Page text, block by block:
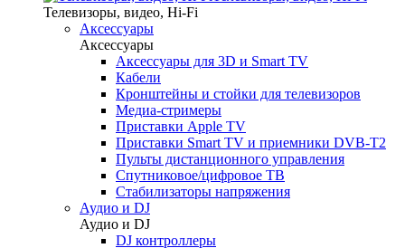
Телевизоры, видео, Hi-Fi
Аксессуары
Аксессуары
Аксессуары для 3D и Smart TV
Кабели
Кронштейны и стойки для телевизоров
Медиа-стримеры
Приставки Apple TV
Приставки Smart TV и приемники DVB-T2
Пульты дистанционного управления
Спутниковое/цифровое ТВ
Стабилизаторы напряжения
Аудио и DJ
Аудио и DJ
DJ контроллеры